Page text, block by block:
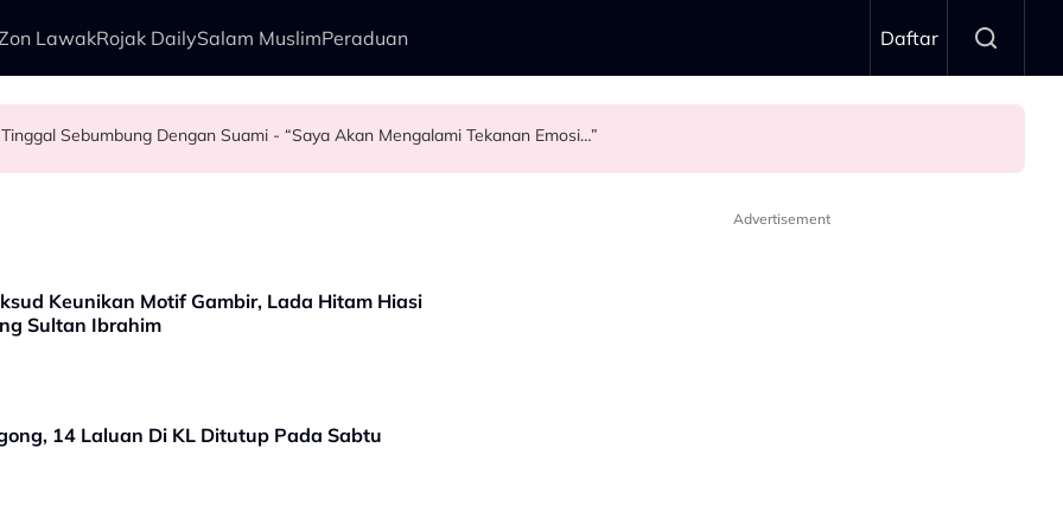
LawakRojak DailySalam MuslimPeraduan Daftar
MerahSebumbung Dengan Suami - “Saya Akan Mengalami Tekanan Emosi…”
Pasangan - "Tekanan Darah Lagi..."
- “Face Card Never Declined…”
Keunikan Motif Gambir, Lada Hitam Hiasi
Sultan Ibrahim
14 Laluan Di KL Ditutup Pada Sabtu
Advertisement